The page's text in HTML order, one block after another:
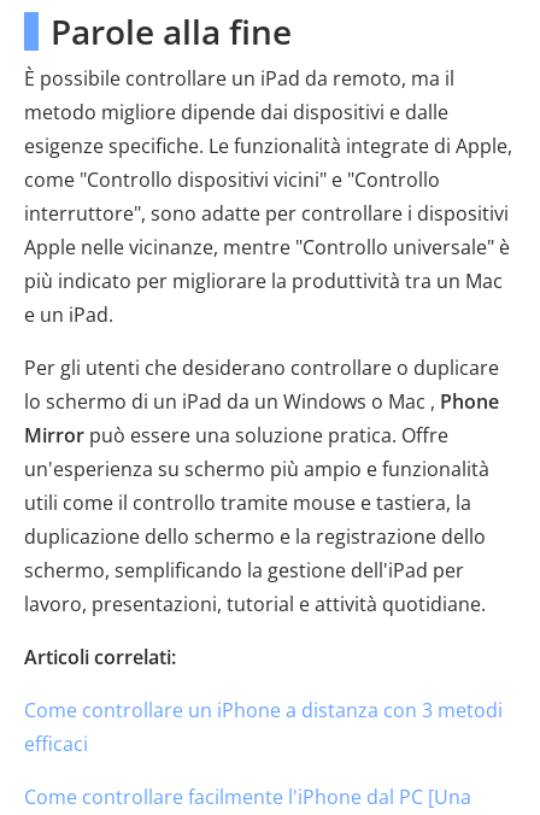
Parole alla fine
È possibile controllare un iPad da remoto, ma il
metodo migliore dipende dai dispositivi e dalle
esigenze specifiche. Le funzionalità integrate di Apple,
come "Controllo dispositivi vicini" e "Controllo
interruttore", sono adatte per controllare i dispositivi
Apple nelle vicinanze, mentre "Controllo universale" è
più indicato per migliorare la produttività tra un Mac
e un iPad.
Per gli utenti che desiderano controllare o duplicare
lo schermo di un iPad da un Windows o Mac , Phone
Mirror può essere una soluzione pratica. Offre
un'esperienza su schermo più ampio e funzionalità
utili come il controllo tramite mouse e tastiera, la
duplicazione dello schermo e la registrazione dello
schermo, semplificando la gestione dell'iPad per
lavoro, presentazioni, tutorial e attività quotidiane.
Articoli correlati:
Come controllare un iPhone a distanza con 3 metodi
efficaci
Come controllare facilmente l'iPhone dal PC [Una